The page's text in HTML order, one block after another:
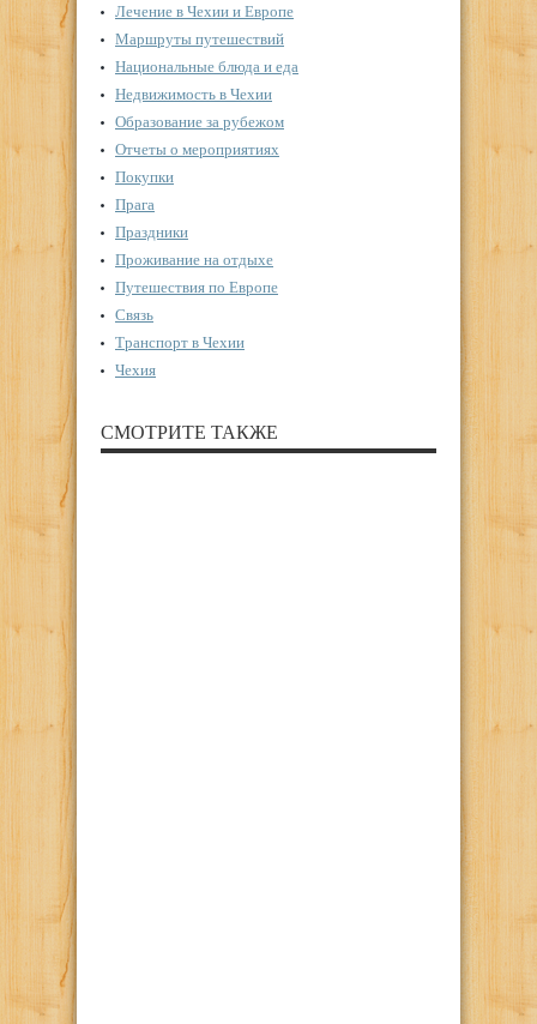
Лечение в Чехии и Европе
Маршруты путешествий
Национальные блюда и еда
Недвижимость в Чехии
Образование за рубежом
Отчеты о мероприятиях
Покупки
Прага
Праздники
Проживание на отдыхе
Путешествия по Европе
Связь
Транспорт в Чехии
Чехия
СМОТРИТЕ ТАКЖЕ